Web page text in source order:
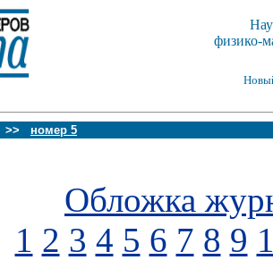
физико-
>> номер 5
Обложка
1 2 3 4 5 6 7 8 9